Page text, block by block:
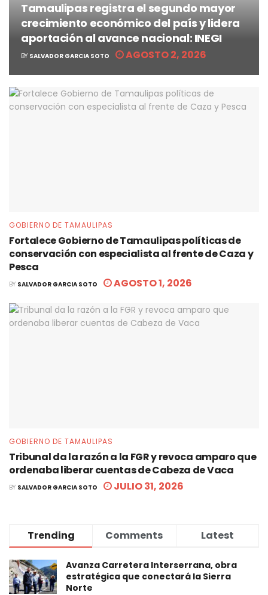
Tamaulipas registra el segundo mayor
crecimiento económico del país y lidera
aportación al avance nacional: INEGI
BY SALVADOR GARCIA SOTO AGOSTO 2, 2026
GOBIERNO DE TAMAULIPAS
Fortalece Gobierno de Tamaulipas políticas de
conservación con especialista al frente de Caza y
Pesca
BY SALVADOR GARCIA SOTO AGOSTO 1, 2026
GOBIERNO DE TAMAULIPAS
Tribunal da la razón a la FGR y revoca amparo que
ordenaba liberar cuentas de Cabeza de Vaca
BY SALVADOR GARCIA SOTO JULIO 31, 2026
Trending Comments Latest
Avanza Carretera Interserrana, obra
estratégica que conectará la Sierra
Norte